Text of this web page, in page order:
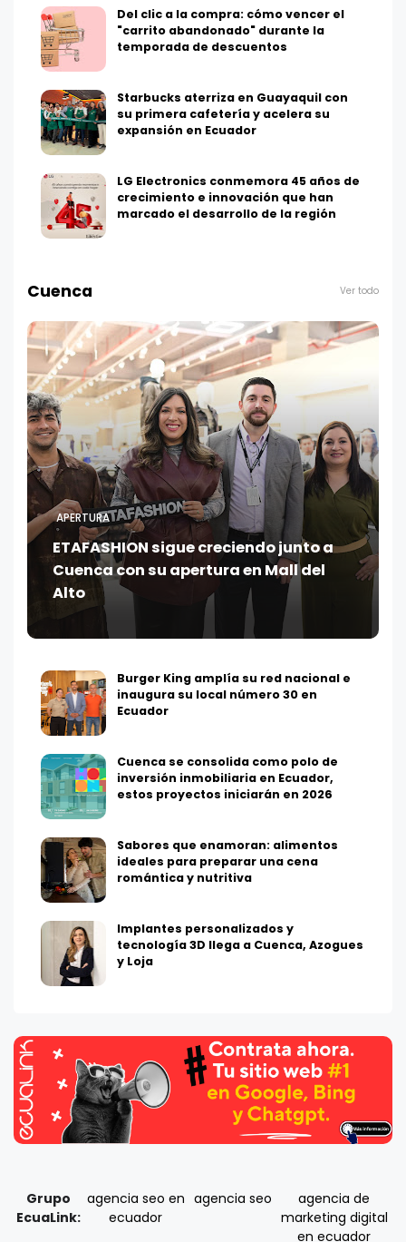
Del clic a la compra: cómo vencer el
"carrito abandonado" durante la
temporada de descuentos
Starbucks aterriza en Guayaquil con
su primera cafetería y acelera su
expansión en Ecuador
LG Electronics conmemora 45 años de
crecimiento e innovación que han
marcado el desarrollo de la región
Cuenca Ver todo
APERTURA
ETAFASHION sigue creciendo junto a
Cuenca con su apertura en Mall del
Alto
Burger King amplía su red nacional e
inaugura su local número 30 en
Ecuador
Cuenca se consolida como polo de
inversión inmobiliaria en Ecuador,
estos proyectos iniciarán en 2026
Sabores que enamoran: alimentos
ideales para preparar una cena
romántica y nutritiva
Implantes personalizados y
tecnología 3D llega a Cuenca, Azogues
y Loja
Grupo
EcuaLink:
agencia seo en
ecuador
agencia seo
agencia de
marketing digital
en ecuador